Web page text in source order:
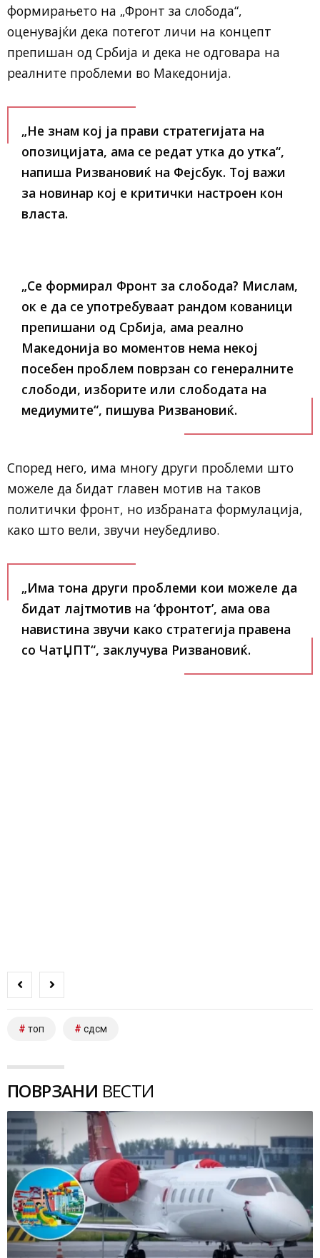
формирањето на „Фронт за слобода“,
оценувајќи дека потегот личи на концепт
препишан од Србија и дека не одговара на
реалните проблеми во Македонија.
„Не знам кој ја прави стратегијата на
опозицијата, ама се редат утка до утка“,
напиша Ризвановиќ на Фејсбук. Тој важи
за новинар кој е критички настроен кон
власта.
„Се формирал Фронт за слобода? Мислам,
ок е да се употребуваат рандом кованици
препишани од Србија, ама реално
Македонија во моментов нема некој
посебен проблем поврзан со генералните
слободи, изборите или слободата на
медиумите“, пишува Ризвановиќ.
Според него, има многу други проблеми што
можеле да бидат главен мотив на таков
политички фронт, но избраната формулација,
како што вели, звучи неубедливо.
„Има тона други проблеми кои можеле да
бидат лајтмотив на ‘фронтот’, ама ова
навистина звучи како стратегија правена
со ЧатЏПТ“, заклучува Ризвановиќ.
топ сдсм
ПОВРЗАНИ ВЕСТИ